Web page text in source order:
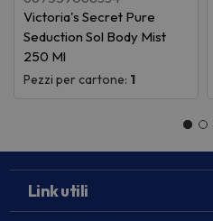
Victoria's Secret Pure
Seduction Sol Body Mist
250 Ml
Pezzi per cartone: 1
Link utili